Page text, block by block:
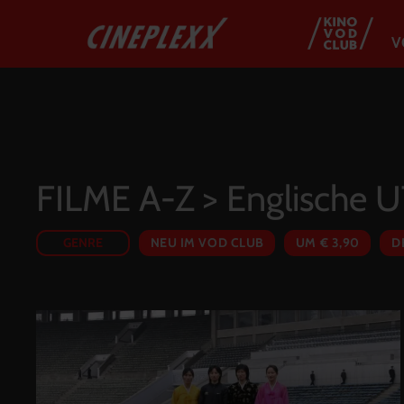
FILME A-Z > Englische
GENRE NEU IM VOD CLUB UM € 3,90